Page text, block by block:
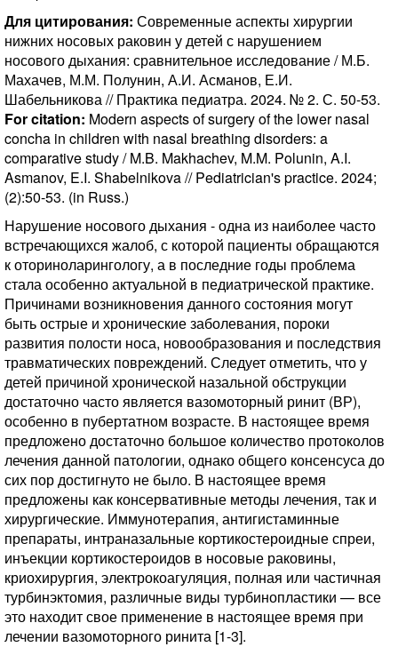
Для цитирования: Современные аспекты хирургии
нижних носовых раковин у детей с нарушением
носового дыхания: сравнительное исследование / М.Б.
Махачев, М.М. Полунин, А.И. Асманов, Е.И.
Шабельникова // Практика педиатра. 2024. № 2. С. 50-53.
For citation: Modern aspects of surgery of the lower nasal
concha in children with nasal breathing disorders: a
comparative study / M.B. Makhachev, M.M. Polunin, A.I.
Asmanov, E.I. Shabelnikova // Pediatrician's practice. 2024;
(2):50-53. (in Russ.)
Нарушение носового дыхания - одна из наиболее часто
встречающихся жалоб, с которой пациенты обращаются
к оториноларингологу, а в последние годы проблема
стала особенно актуальной в педиатрической практике.
Причинами возникновения данного состояния могут
быть острые и хронические заболевания, пороки
развития полости носа, новообразования и последствия
травматических повреждений. Следует отметить, что у
детей причиной хронической назальной обструкции
достаточно часто является вазомоторный ринит (ВР),
особенно в пубертатном возрасте. В настоящее время
предложено достаточно большое количество протоколов
лечения данной патологии, однако общего консенсуса до
сих пор достигнуто не было. В настоящее время
предложены как консервативные методы лечения, так и
хирургические. Иммунотерапия, антигистаминные
препараты, интраназальные кортикостероидные спреи,
инъекции кортикостероидов в носовые раковины,
криохирургия, электрокоагуляция, полная или частичная
турбинэктомия, различные виды турбинопластики — все
это находит свое применение в настоящее время при
лечении вазомоторного ринита [1-3].